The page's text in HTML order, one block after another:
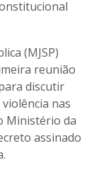
(MJSP)
reunião
discutir
nas
Ministério da
assinado